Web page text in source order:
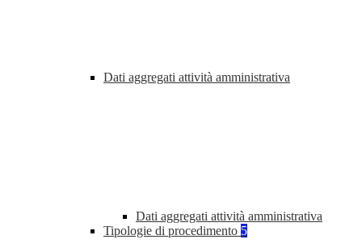
Dati aggregati attività amministrativa
Dati aggregati attività amministrativa
Tipologie di procedimento 5